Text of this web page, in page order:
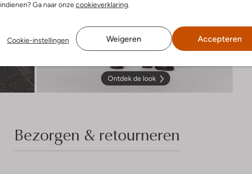
indienen? Ga naar onzecookieverklaring.
Cookie-instellingen Weigeren Accepteren
Ontdek de look
Bezorgen & retourneren